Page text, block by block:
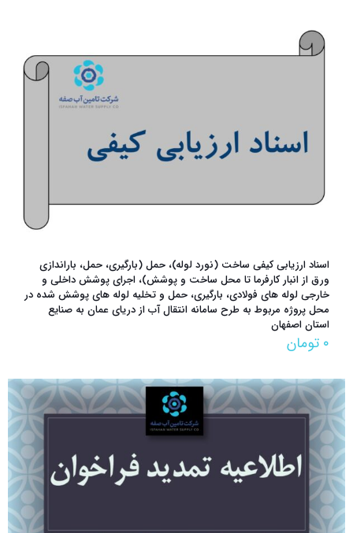
اسناد ارزیابی کیفی ساخت (نورد لوله)، حمل (بارگیری، حمل، باراندازی
ورق از انبار کارفرما تا محل ساخت و پوشش)، اجرای پوشش داخلی و
خارجی لوله های فولادی، بارگیری، حمل و تخلیه لوله های پوشش شده در
محل پروژه مربوط به طرح سامانه انتقال آب از دریای عمان به صنایع
استان اصفهان
۰ تومان